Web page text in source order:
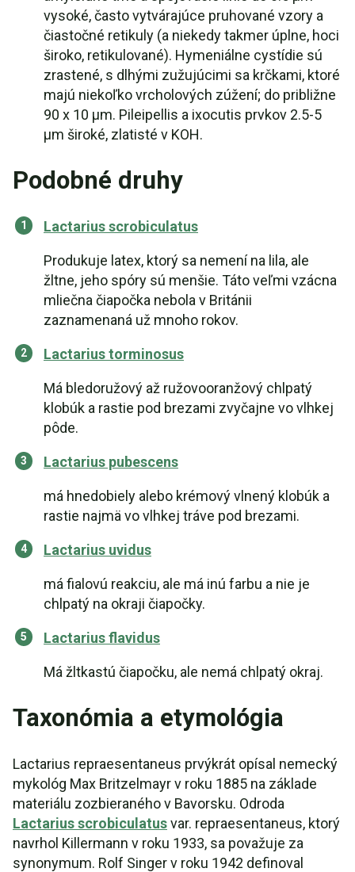
vysoké, často vytvárajúce pruhované vzory a
čiastočné retikuly (a niekedy takmer úplne, hoci
široko, retikulované). Hymeniálne cystídie sú
zrastené, s dlhými zužujúcimi sa krčkami, ktoré
majú niekoľko vrcholových zúžení; do približne
90 x 10 µm. Pileipellis a ixocutis prvkov 2.5-5
µm široké, zlatisté v KOH.
Podobné druhy
Lactarius scrobiculatus
Produkuje latex, ktorý sa nemení na lila, ale
žltne, jeho spóry sú menšie. Táto veľmi vzácna
mliečna čiapočka nebola v Británii
zaznamenaná už mnoho rokov.
Lactarius torminosus
Má bledoružový až ružovooranžový chlpatý
klobúk a rastie pod brezami zvyčajne vo vlhkej
pôde.
Lactarius pubescens
má hnedobiely alebo krémový vlnený klobúk a
rastie najmä vo vlhkej tráve pod brezami.
Lactarius uvidus
má fialovú reakciu, ale má inú farbu a nie je
chlpatý na okraji čiapočky.
Lactarius flavidus
Má žltkastú čiapočku, ale nemá chlpatý okraj.
Taxonómia a etymológia
Lactarius repraesentaneus prvýkrát opísal nemecký
mykológ Max Britzelmayr v roku 1885 na základe
materiálu zozbieraného v Bavorsku. Odroda
Lactarius scrobiculatusvar. repraesentaneus, ktorý
navrhol Killermann v roku 1933, sa považuje za
synonymum. Rolf Singer v roku 1942 definoval